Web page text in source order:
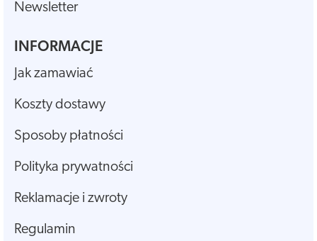
Newsletter
INFORMACJE
Jak zamawiać
Koszty dostawy
Sposoby płatności
Polityka prywatności
Reklamacje i zwroty
Regulamin